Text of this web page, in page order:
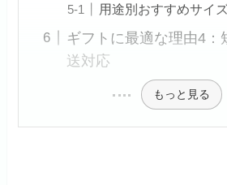
用途別おすすめサイ
ギフトに最適な理由4：
送対応
もっと見る